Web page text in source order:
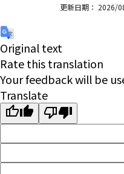
更新日期： 2026/
Original text
Rate this translation
Your feedback will be
Translate